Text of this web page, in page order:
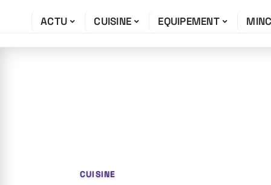
ACTU CUISINE EQUIPEMENT
CUISINE